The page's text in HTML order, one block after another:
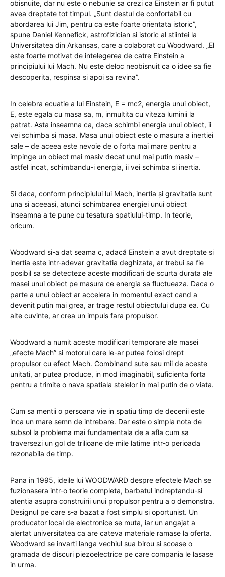
obisnuite, dar nu este o nebunie sa crezi ca Einstein ar fi putut
avea dreptate tot timpul. „Sunt destul de confortabil cu
abordarea lui Jim, pentru ca este foarte orientata istoric”,
spune Daniel Kennefick, astrofizician si istoric al stiintei la
Universitatea din Arkansas, care a colaborat cu Woodward. „El
este foarte motivat de intelegerea de catre Einstein a
principiului lui Mach. Nu este deloc neobisnuit ca o idee sa fie
descoperita, respinsa si apoi sa revina”.
In celebra ecuatie a lui Einstein, E = mc2, energia unui obiect,
E, este egala cu masa sa, m, inmultita cu viteza luminii la
patrat. Asta inseamna ca, daca schimbi energia unui obiect, ii
vei schimba si masa. Masa unui obiect este o masura a inertiei
sale – de aceea este nevoie de o forta mai mare pentru a
impinge un obiect mai masiv decat unul mai putin masiv –
astfel incat, schimbandu-i energia, ii vei schimba si inertia.
Si daca, conform principiului lui Mach, inertia și gravitatia sunt
una si aceeasi, atunci schimbarea energiei unui obiect
inseamna a te pune cu tesatura spatiului-timp. In teorie,
oricum.
Woodward si-a dat seama c, adacă Einstein a avut dreptate si
inertia este intr-adevar gravitatia deghizata, ar trebui sa fie
posibil sa se detecteze aceste modificari de scurta durata ale
masei unui obiect pe masura ce energia sa fluctueaza. Daca o
parte a unui obiect ar accelera in momentul exact cand a
devenit putin mai grea, ar trage restul obiectului dupa ea. Cu
alte cuvinte, ar crea un impuls fara propulsor.
Woodward a numit aceste modificari temporare ale masei
„efecte Mach” si motorul care le-ar putea folosi drept
propulsor cu efect Mach. Combinand sute sau mii de aceste
unitati, ar putea produce, in mod imaginabil, suficienta forta
pentru a trimite o nava spatiala stelelor in mai putin de o viata.
Cum sa mentii o persoana vie in spatiu timp de decenii este
inca un mare semn de intrebare. Dar este o simpla nota de
subsol la problema mai fundamentala de a afla cum sa
traversezi un gol de trilioane de mile latime intr-o perioada
rezonabila de timp.
Pana in 1995, ideile lui WOODWARD despre efectele Mach se
fuzionasera intr-o teorie completa, barbatul indreptandu-si
atentia asupra construirii unui propulsor pentru a o demonstra.
Designul pe care s-a bazat a fost simplu si oportunist. Un
producator local de electronice se muta, iar un angajat a
alertat universitatea ca are cateva materiale ramase la oferta.
Woodward se invarti langa vechiul sua birou si scoase o
gramada de discuri piezoelectrice pe care compania le lasase
in urma.